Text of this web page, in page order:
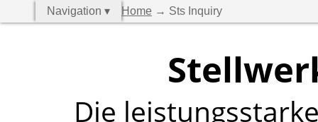
Navigation ▾ Home → Sts Inquiry
Die